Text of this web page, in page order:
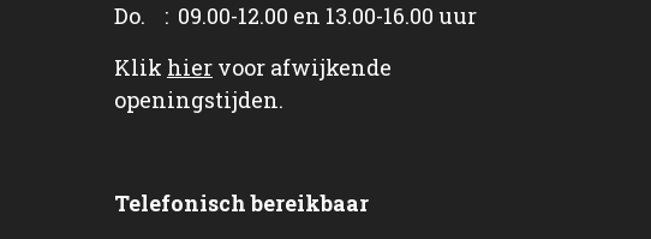
Do. : 09.00-12.00 en 13.00-16.00 uur
Klik hiervoor afwijkende
openingstijden.
Telefonisch bereikbaar